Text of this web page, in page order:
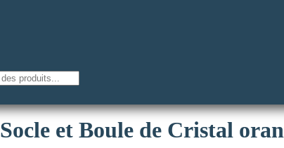
Socle et Boule de Cristal